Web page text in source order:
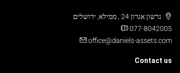
גרשון אגרון 24 , ממילא, ירושלים
077-8042005
office@daniels-assets.com
Contact us